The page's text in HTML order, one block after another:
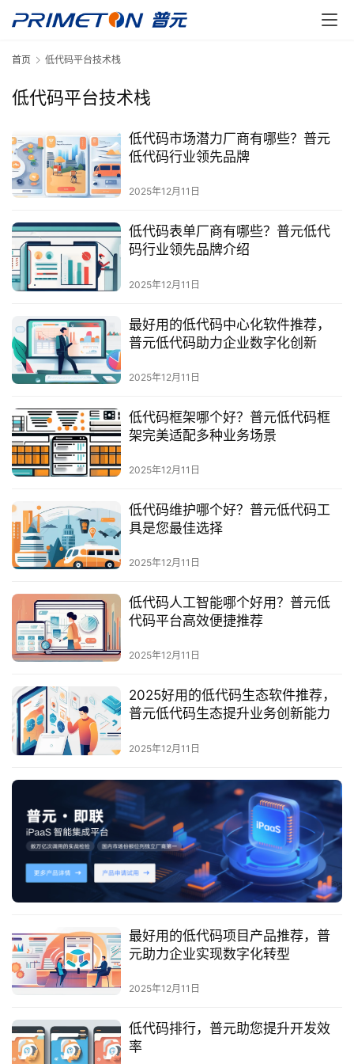
最
新
动
产
品
决
方
案
生
态
与
合
服
务
与
了
联
系
我
首页 低代码平台技术栈
低代码平台技术栈
低代码市场潜力厂商有哪些？普元
低代码行业领先品牌
2025年12月11日
低代码表单厂商有哪些？普元低代
码行业领先品牌介绍
2025年12月11日
最好用的低代码中心化软件推荐，
普元低代码助力企业数字化创新
2025年12月11日
低代码框架哪个好？普元低代码框
架完美适配多种业务场景
2025年12月11日
低代码维护哪个好？普元低代码工
具是您最佳选择
2025年12月11日
低代码人工智能哪个好用？普元低
代码平台高效便捷推荐
2025年12月11日
2025好用的低代码生态软件推荐，
普元低代码生态提升业务创新能力
2025年12月11日
最好用的低代码项目产品推荐，普
元助力企业实现数字化转型
2025年12月11日
低代码排行，普元助您提升开发效
率